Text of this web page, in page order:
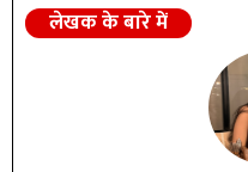
लेखक के बारे में